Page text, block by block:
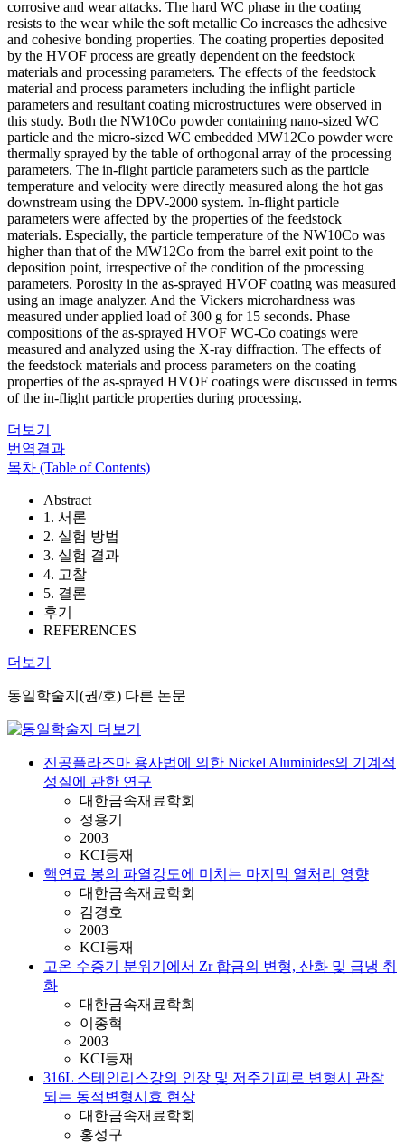
corrosive and wear attacks. The hard WC phase in the coating
resists to the wear while the soft metallic Co increases the adhesive
and cohesive bonding properties. The coating properties deposited
by the HVOF process are greatly dependent on the feedstock
materials and processing parameters. The effects of the feedstock
material and process parameters including the inflight particle
parameters and resultant coating microstructures were observed in
this study. Both the NW10Co powder containing nano-sized WC
particle and the micro-sized WC embedded MW12Co powder were
thermally sprayed by the table of orthogonal array of the processing
parameters. The in-flight particle parameters such as the particle
temperature and velocity were directly measured along the hot gas
downstream using the DPV-2000 system. In-flight particle
parameters were affected by the properties of the feedstock
materials. Especially, the particle temperature of the NW10Co was
higher than that of the MW12Co from the barrel exit point to the
deposition point, irrespective of the condition of the processing
parameters. Porosity in the as-sprayed HVOF coating was measured
using an image analyzer. And the Vickers microhardness was
measured under applied load of 300 g for 15 seconds. Phase
compositions of the as-sprayed HVOF WC-Co coatings were
measured and analyzed using the X-ray diffraction. The effects of
the feedstock materials and process parameters on the coating
properties of the as-sprayed HVOF coatings were discussed in terms
of the in-flight particle properties during processing.
더보기
번역결과
목차 (Table of Contents)
Abstract
1. 서론
2. 실험 방법
3. 실험 결과
4. 고찰
5. 결론
후기
REFERENCES
더보기
동일학술지(권/호) 다른 논문
진공플라즈마 용사법에 의한 Nickel Aluminides의 기계적
성질에 관한 연구
대한금속재료학회
정용기
2003
KCI등재
핵연료 봉의 파열강도에 미치는 마지막 열처리 영향
대한금속재료학회
김경호
2003
KCI등재
고온 수증기 분위기에서 Zr 합금의 변형, 산화 및 급냉 취
화
대한금속재료학회
이종혁
2003
KCI등재
316L 스테인리스강의 인장 및 저주기피로 변형시 관찰
되는 동적변형시효 현상
대한금속재료학회
홍성구